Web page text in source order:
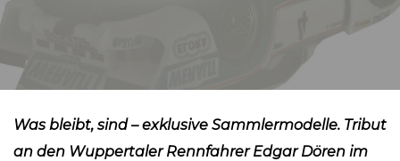
Was bleibt, sind – exklusive Sammlermodelle. Tribut
an den Wuppertaler Rennfahrer Edgar Dören im